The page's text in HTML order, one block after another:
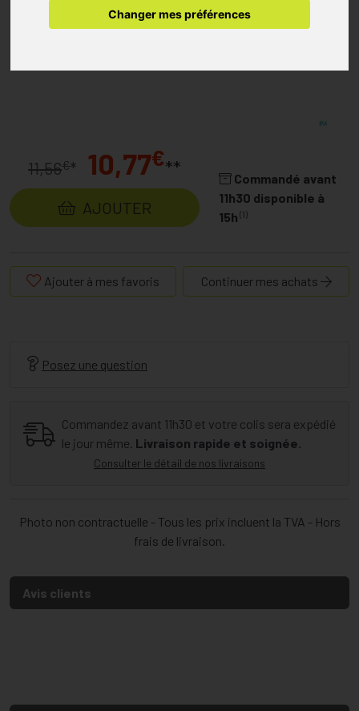
Changer mes préférences
11,56€* 10,77€**
AJOUTER
Commandé avant
11h30 disponible à
15h (1)
Ajouter à mes favoris Continuer mes achats
Posez une question
Commandez avant 11h30 et votre colis sera expédié
le jour même. Livraison rapide et soignée.
Consulter le détail de nos livraisons
Photo non contractuelle - Tous les prix incluent la TVA - Hors
frais de livraison.
Avis clients